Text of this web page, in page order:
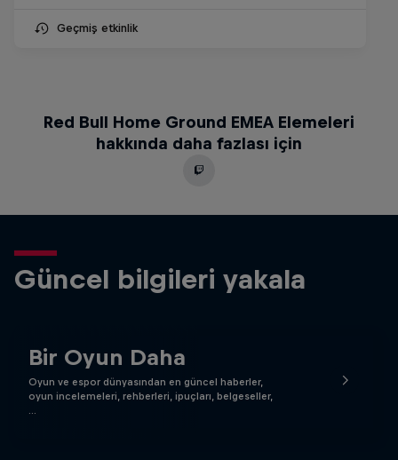
Geçmiş etkinlik
Red Bull Home Ground EMEA Elemeleri
hakkında daha fazlası için
Güncel bilgileri yakala
Bir Oyun Daha
Oyun ve espor dünyasından en güncel haberler,
oyun incelemeleri, rehberleri, ipuçları, belgeseller,